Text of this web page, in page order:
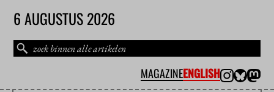
6 AUGUSTUS 2026
MAGAZINEENGLISH